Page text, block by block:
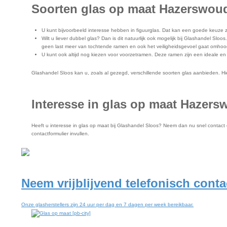
Soorten glas op maat
U kunt bijvoorbeeld interesse hebben in figuurglas. Dat kan een goede
Wilt u liever dubbel glas? Dan is dit natuurlijk ook mogelijk bij Glashandel
geen last meer van tochtende ramen en ook het veiligheidsgevoel gaat
U kunt ook altijd nog kiezen voor voorzetramen. Deze ramen zijn een ideale
Glashandel Sloos kan u, zoals al gezegd, verschillende soorten glas aanbieden.
Interesse in glas op maat
Heeft u interesse in glas op maat bij Glashandel Sloos? Neem dan nu snel
contactformulier invullen.
Neem vrijblijvend telefonisch
Onze glasherstellers zijn 24 uur per dag en 7 dagen per week bereikbaar.